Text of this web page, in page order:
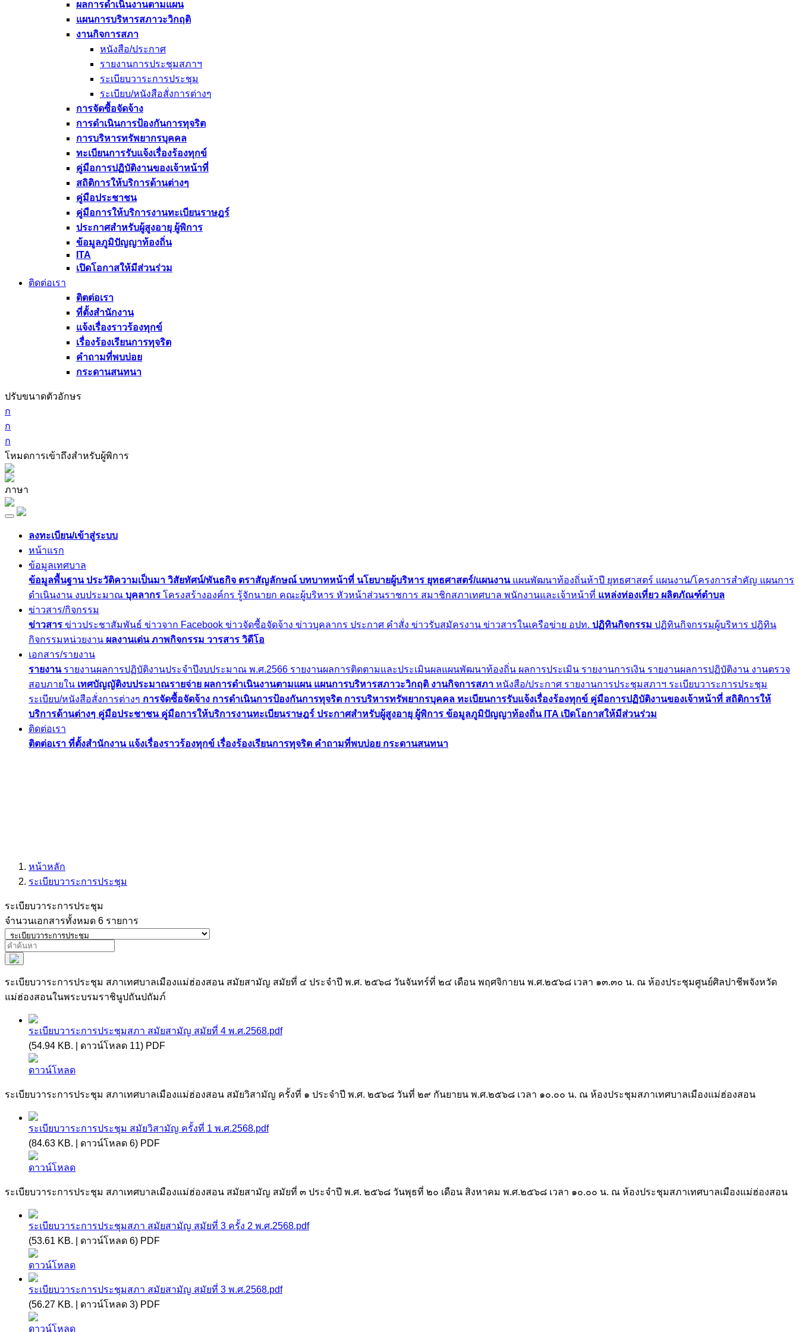
ผลการดำเนินงานตามแผน
แผนการบริหารสภาวะวิกฤติ
งานกิจการสภา
หนังสือ/ประกาศ
รายงานการประชุมสภาฯ
ระเบียบวาระการประชุม
ระเบียบ/หนังสือสั่งการต่างๆ
การจัดซื้อจัดจ้าง
การดำเนินการป้องกันการทุจริต
การบริหารทรัพยากรบุคคล
ทะเบียนการรับแจ้งเรื่องร้องทุกข์
คู่มือการปฏิบัติงานของเจ้าหน้าที่
สถิติการให้บริการด้านต่างๆ
คู่มือประชาชน
คู่มือการให้บริการงานทะเบียนราษฎร์
ประกาศสำหรับผู้สูงอายุ ผู้พิการ
ข้อมูลภูมิปัญญาท้องถิ่น
ITA
เปิดโอกาสให้มีส่วนร่วม
ติดต่อเรา
ติตต่อเรา
ที่ตั้งสำนักงาน
แจ้งเรื่องราวร้องทุกข์
เรื่องร้องเรียนการทุจริต
คำถามที่พบบ่อย
กระดานสนทนา
ปรับขนาดตัวอักษร
ก
ก
ก
โหมดการเข้าถึงสำหรับผู้พิการ
ภาษา
ลงทะเบียน/เข้าสู่ระบบ
หน้าแรก
ข้อมูลเทศบาล
ข้อมูลพื้นฐานประวัติความเป็นมา วิสัยทัศน์/พันธกิจ ตราสัญลักษณ์ บทบาทหน้าที่ นโยบายผู้บริหาร ยุทธศาสตร์/แผนงาน แผนพัฒนาท้องถิ่นห้าปี ยุทธศาสตร์ แผนงาน/โครงการสำคัญ แผนการ
ดำเนินงาน งบประมาณ บุคลากร โครงสร้างองค์กร รู้จักนายก คณะผู้บริหาร หัวหน้าส่วนราชการ สมาชิกสภาเทศบาล พนักงานและเจ้าหน้าที่ แหล่งท่องเที่ยว ผลิตภัณฑ์ตำบล
ข่าวสาร/กิจกรรม
ข่าวสาร ข่าวประชาสัมพันธ์ ข่าวจาก Facebook ข่าวจัดซื้อจัดจ้าง ข่าวบุคลากร ประกาศ คำสั่ง ข่าวรับสมัครงาน ข่าวสารในเครือข่าย อปท. ปฏิทินกิจกรรม ปฏิทินกิจกรรมผู้บริหาร ปฎิทิน
กิจกรรมหน่วยงาน ผลงานเด่นภาพกิจกรรม วารสาร วิดีโอ
เอกสาร/รายงาน
รายงาน รายงานผลการปฏิบัติงานประจำปีงบประมาณ พ.ศ.2566 รายงานผลการติดตามและประเมินผลแผนพัฒนาท้องถิ่น ผลการประเมิน รายงานการเงิน รายงานผลการปฏิบัติงาน งานตรวจ
สอบภายใน เทศบัญญัติงบประมาณรายจ่าย ผลการดำเนินงานตามแผน แผนการบริหารสภาวะวิกฤติ งานกิจการสภา หนังสือ/ประกาศ รายงานการประชุมสภาฯ ระเบียบวาระการประชุม
ระเบียบ/หนังสือสั่งการต่างๆ การจัดซื้อจัดจ้าง การดำเนินการป้องกันการทุจริต การบริหารทรัพยากรบุคคล ทะเบียนการรับแจ้งเรื่องร้องทุกข์ คู่มือการปฏิบัติงานของเจ้าหน้าที่ สถิติการให้
บริการด้านต่างๆ คู่มือประชาชน คู่มือการให้บริการงานทะเบียนราษฎร์ ประกาศสำหรับผู้สูงอายุ ผู้พิการ ข้อมูลภูมิปัญญาท้องถิ่น ITA เปิดโอกาสให้มีส่วนร่วม
ติดต่อเรา
ติตต่อเรา ที่ตั้งสำนักงาน แจ้งเรื่องราวร้องทุกข์ เรื่องร้องเรียนการทุจริต คำถามที่พบบ่อย กระดานสนทนา
หน้าหลัก
ระเบียบวาระการประชุม
ระเบียบวาระการประชุม
จำนวนเอกสารทั้งหมด 6 รายการ
ระเบียบวาระการประชุม สภาเทศบาลเมืองแม่ฮ่องสอน สมัยสามัญ สมัยที่ ๔ ประจำปี พ.ศ. ๒๕๖๘ วันจันทร์ที่ ๒๔ เดือน พฤศจิกายน พ.ศ.๒๕๖๘ เวลา ๑๓.๓๐ น. ณ ห้องประชุมศูนย์ศิลปาชีพจังหวัด
แม่ฮ่องสอนในพระบรมราชินูปถันปถัมภ์
ระเบียบวาระการประชุมสภา สมัยสามัญ สมัยที่ 4 พ.ศ.2568.pdf
(54.94 KB. | ดาวน์โหลด 11) PDF
ดาวน์โหลด
ระเบียบวาระการประชุม สภาเทศบาลเมืองแม่ฮ่องสอน สมัยวิสามัญ ครั้งที่ ๑ ประจำปี พ.ศ. ๒๕๖๘ วันที่ ๒๙ กันยายน พ.ศ.๒๕๖๘ เวลา ๑๐.๐๐ น. ณ ห้องประชุมสภาเทศบาลเมืองแม่ฮ่องสอน
ระเบียบวาระการประชุม สมัยวิสามัญ ครั้งที่ 1 พ.ศ.2568.pdf
(84.63 KB. | ดาวน์โหลด 6) PDF
ดาวน์โหลด
ระเบียบวาระการประชุม สภาเทศบาลเมืองแม่ฮ่องสอน สมัยสามัญ สมัยที่ ๓ ประจำปี พ.ศ. ๒๕๖๘ วันพุธที่ ๒๐ เดือน สิงหาคม พ.ศ.๒๕๖๘ เวลา ๑๐.๐๐ น. ณ ห้องประชุมสภาเทศบาลเมืองแม่ฮ่องสอน
ระเบียบวาระการประชุมสภา สมัยสามัญ สมัยที่ 3 ครั้ง 2 พ.ศ.2568.pdf
(53.61 KB. | ดาวน์โหลด 6) PDF
ดาวน์โหลด
ระเบียบวาระการประชุมสภา สมัยสามัญ สมัยที่ 3 พ.ศ.2568.pdf
(56.27 KB. | ดาวน์โหลด 3) PDF
ดาวน์โหลด